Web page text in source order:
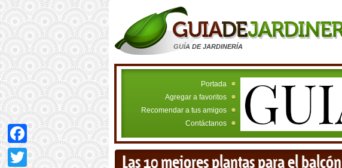
GUÍA DE JARDINERÍA
Portada
Agregar a favoritos
Recomendar a tus amigos
Contáctanos
Las 10 mejores plantas para el balcón
Facebook